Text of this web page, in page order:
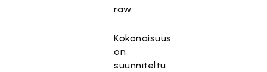
raw.
Kokonaisuus
on
suunniteltu